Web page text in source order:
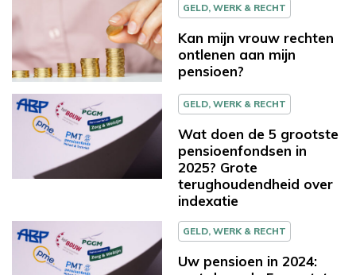
GELD, WERK & RECHT
Kan mijn vrouw rechten
ontlenen aan mijn
pensioen?
GELD, WERK & RECHT
Wat doen de 5 grootste
pensioenfondsen in
2025? Grote
terughoudendheid over
indexatie
GELD, WERK & RECHT
Uw pensioen in 2024: